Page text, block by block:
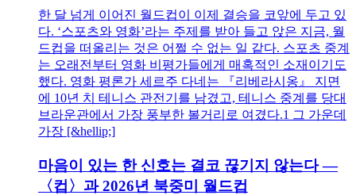
한 달 넘게 이어진 월드컵이 이제 결승을 코앞에 두고 있
다. ‘스포츠와 영화’라는 주제를 받아 들고 앉은 지금, 월
드컵을 떠올리는 것은 어쩔 수 없는 일 같다. 스포츠 중계
는 오래전부터 영화 비평가들에게 매혹적인 소재이기도
했다. 영화 평론가 세르주 다네는 『리베라시옹』 지면
에 10년 치 테니스 관전기를 남겼고, 테니스 중계를 당대
브라운관에서 가장 풍부한 볼거리로 여겼다.1 그 가운데
가장 [&hellip;]
마음이 있는 한 신호는 결코 끊기지 않는다 —
〈컵〉과 2026년 북중미 월드컵